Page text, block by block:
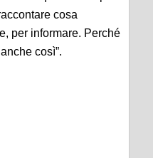
cosa
per informare. Perché
così”.